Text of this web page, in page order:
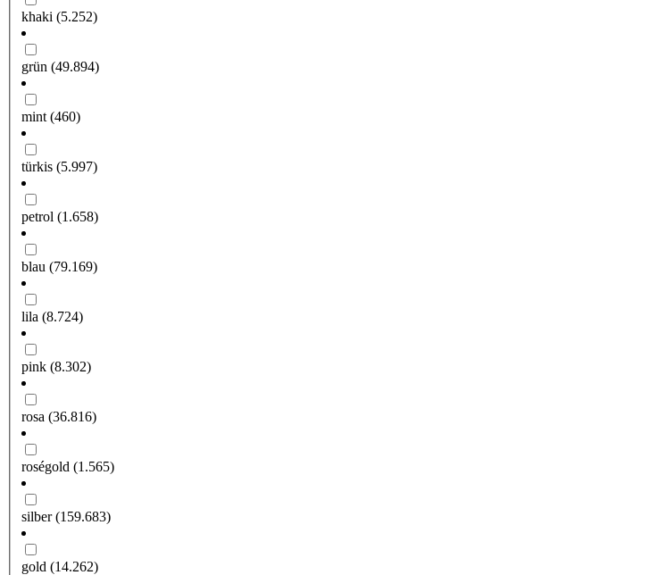
khaki (5.252)
grün (49.894)
mint (460)
türkis (5.997)
petrol (1.658)
blau (79.169)
lila (8.724)
pink (8.302)
rosa (36.816)
roségold (1.565)
silber(159.683)
gold (14.262)